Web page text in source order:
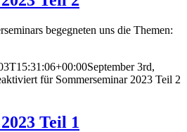
begegneten uns die Themen:
September 3rd,
für Sommerseminar 2023 Teil 2
Teil 1